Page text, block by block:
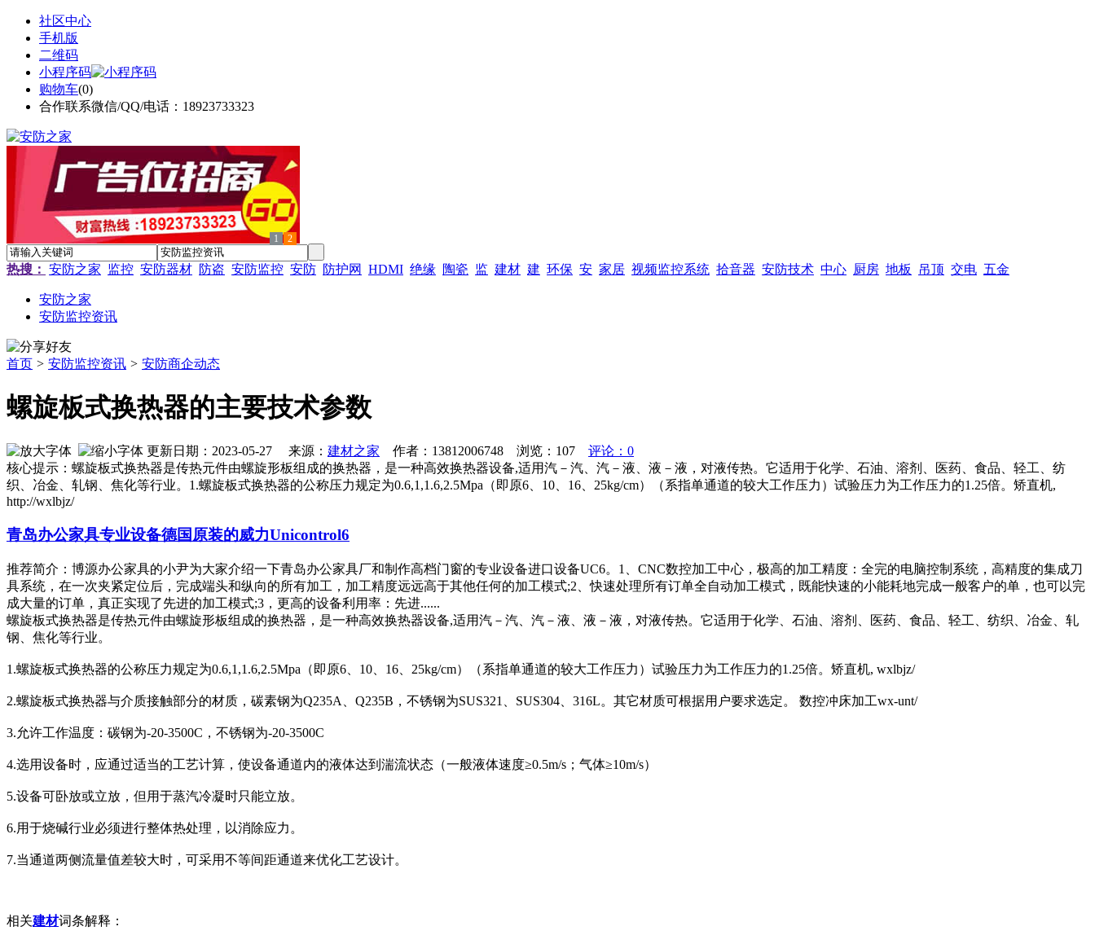
社区中心
手机版
二维码
小程序码
购物车(0)
合作联系微信/QQ/电话：18923733323
1 2
热搜： 安防之家 监控 安防器材 防盗 安防监控 安防 防护网 HDMI 绝缘 陶瓷 监 建材 建 环保 安 家居 视频监控系统 拾音器 安防技术 中心 厨房 地板 吊顶 交电 五金
安防之家
安防监控资讯
首页 > 安防监控资讯 > 安防商企动态
螺旋板式换热器的主要技术参数
更新日期：2023-05-27 来源： 建材之家 作者：13812006748 浏览： 107
评论：0
核心提示：螺旋板式换热器是传热元件由螺旋形板组成的换热器，是一种高效换热器设备,适用汽－汽、汽－液、液－液，对液传热。它适用于化学、石油、溶剂、医药、食品、轻工、纺
织、冶金、轧钢、焦化等行业。1.螺旋板式换热器的公称压力规定为0.6,1,1.6,2.5Mpa（即原6、10、16、25kg/cm）（系指单通道的较大工作压力）试验压力为工作压力的1.25倍。矫直机,
http://wxlbjz/
青岛办公家具专业设备德国原装的威力Unicontrol6
推荐简介：博源办公家具的小尹为大家介绍一下青岛办公家具厂和制作高档门窗的专业设备进口设备UC6。1、CNC数控加工中心，极高的加工精度：全完的电脑控制系统，高精度的集成刀
具系统，在一次夹紧定位后，完成端头和纵向的所有加工，加工精度远远高于其他任何的加工模式;2、快速处理所有订单全自动加工模式，既能快速的小能耗地完成一般客户的单，也可以完
成大量的订单，真正实现了先进的加工模式;3，更高的设备利用率：先进......
螺旋板式换热器是传热元件由螺旋形板组成的换热器，是一种高效换热器设备,适用汽－汽、汽－液、液－液，对液传热。它适用于化学、石油、溶剂、医药、食品、轻工、纺织、冶金、轧
钢、焦化等行业。
1.螺旋板式换热器的公称压力规定为0.6,1,1.6,2.5Mpa（即原6、10、16、25kg/cm）（系指单通道的较大工作压力）试验压力为工作压力的1.25倍。矫直机, wxlbjz/
2.螺旋板式换热器与介质接触部分的材质，碳素钢为Q235A、Q235B，不锈钢为SUS321、SUS304、316L。其它材质可根据用户要求选定。 数控冲床加工wx-unt/
3.允许工作温度：碳钢为-20-3500C，不锈钢为-20-3500C
4.选用设备时，应通过适当的工艺计算，使设备通道内的液体达到湍流状态（一般液体速度≥0.5m/s；气体≥10m/s）
5.设备可卧放或立放，但用于蒸汽冷凝时只能立放。
6.用于烧碱行业必须进行整体热处理，以消除应力。
7.当通道两侧流量值差较大时，可采用不等间距通道来优化工艺设计。
相关建材词条解释：